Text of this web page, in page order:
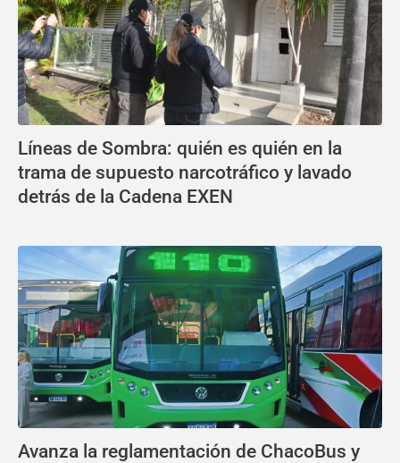
Líneas de Sombra: quién es quién en la
trama de supuesto narcotráfico y lavado
detrás de la Cadena EXEN
Avanza la reglamentación de ChacoBus y